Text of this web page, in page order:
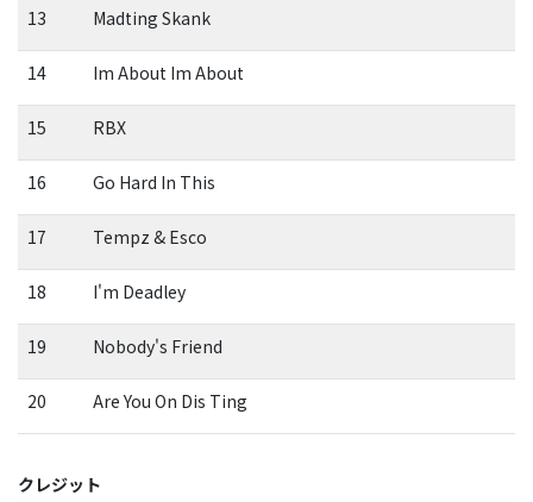
13 Madting Skank
14 Im About Im About
15 RBX
16 Go Hard In This
17 Tempz & Esco
18 I'm Deadley
19 Nobody's Friend
20 Are You On Dis Ting
クレジット